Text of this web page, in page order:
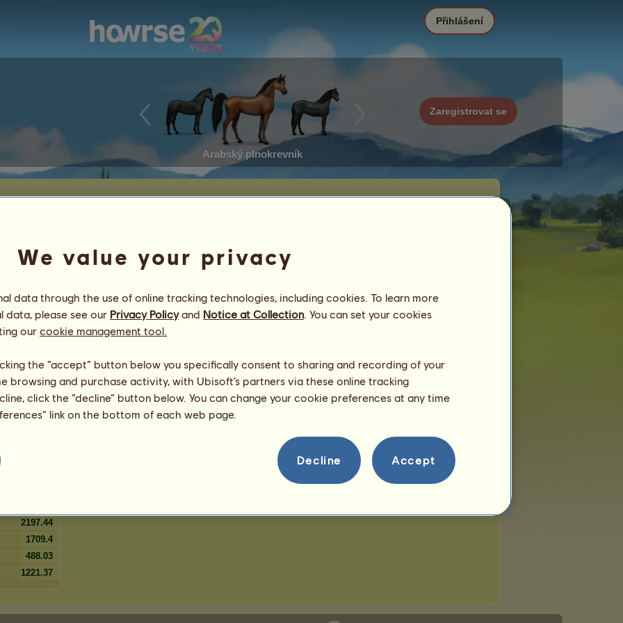
Arabský plnokrevník
Zaregistrovat se
Přihlášení
3%
2%
2%
2 %
1%
1%
1%
2197.44
1709.4
488.03
1221.37
We value your privacy
data through the use of online tracking technologies, including cookies. To learn more
data, please see our Privacy Policyand Notice at Collection. You can set your cookies
our cookie management tool.
the “accept” button below you specifically consent to sharing and recording of your
browsing and purchase activity, with Ubisoft’s partners via these online tracking
click the “decline” button below. You can change your cookie preferences at any time
link on the bottom of each web page.
Decline Accept